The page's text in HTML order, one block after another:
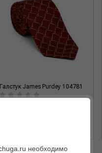
Галстук James Purdey 104781
необходимо